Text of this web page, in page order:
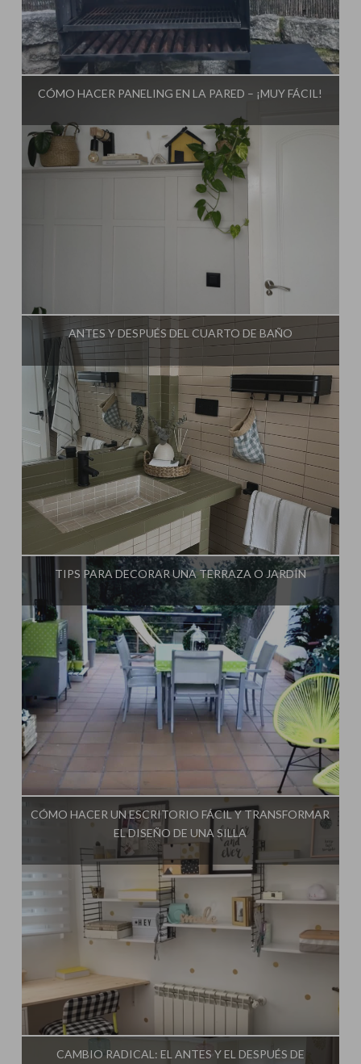
Influencer:Mimo de Mami
CÓMO HACER PANELING EN LA PARED – ¡MUY FÁCIL!
ANTES Y DESPUÉS DEL CUARTO DE BAÑO
Influencer: Mimo de Mami
TIPS PARA DECORAR UNA TERRAZA O JARDÍN
CÓMO HACER UN ESCRITORIO FÁCIL Y TRANSFORMAR
EL DISEÑO DE UNA SILLA
Influencer:
CAMBIO RADICAL: EL ANTES Y EL DESPUÉS DE